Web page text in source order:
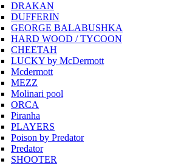
DRAKAN
DUFFERIN
GEORGE BALABUSHKA
HARD WOOD / TYCOON
CHEETAH
LUCKY by McDermott
Mcdermott
MEZZ
Molinari pool
ORCA
Piranha
PLAYERS
Poison by Predator
Predator
SHOOTER